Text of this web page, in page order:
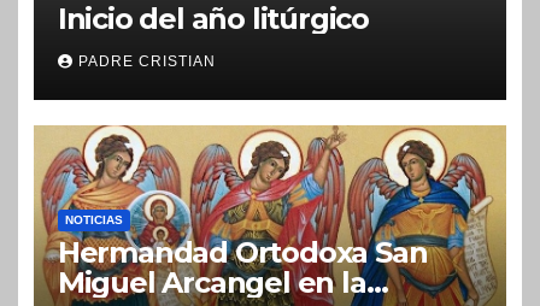
Inicio del año litúrgico
PADRE CRISTIAN
NOTICIAS
Hermandad Ortodoxa San
Miguel Arcangel en la